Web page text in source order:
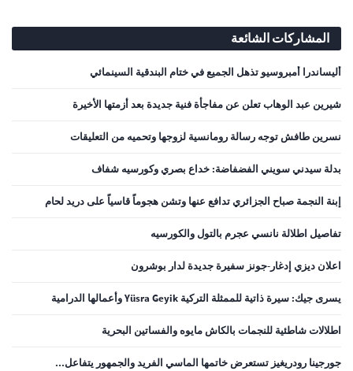
المشاركات الشائعة
أليساندرا أمبروسيو تذهل الجميع في ختام البندقية السينمائي
شيرين عبد الوهاب تعلن عن مفاجأة فنية جديدة بعد أزمتها الأخيرة
نسرين طافش توجه رسالة رومانسية لزوجها وتحميه من التعليقات
بدلة سيدني سويني الفضفاضة: خداع بصري وكورسيه شفاف
إبنة النجمة صباح الجزائري تدافع عنها وتشن هجوماً قاسياً على دريد لحام
تفاصيل اطلالة نانسي عجرم بالتول والكورسيه
اعلان ديزي إدغار-جونز سفيرة جديدة لدار بوشرون
يسرى جيك: سيرة ذاتية للممثلة التركية Yüsra Geyik وأعمالها الدرامية
اطلالات شاطئية للنجمات بالكاش مايوه والفساتين البحرية
جورجينا رودريغيز تستعرض خاتمها الماسي الفريد والجمهور يتفاعل...